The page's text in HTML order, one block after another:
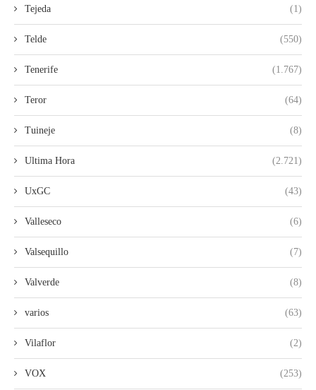
Tejeda (1)
Telde (550)
Tenerife (1.767)
Teror (64)
Tuineje (8)
Ultima Hora (2.721)
UxGC (43)
Valleseco (6)
Valsequillo (7)
Valverde (8)
varios (63)
Vilaflor (2)
VOX (253)